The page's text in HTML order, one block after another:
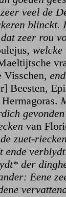
veel de
blinckt.
zeer rou
welcke
Visschen,
Beesten,
van
zuet-
ende
der
Eene